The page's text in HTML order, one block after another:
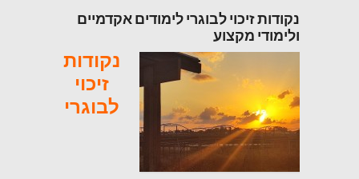
נקודות זיכוי לבוגרי לימודים אקדמיים
ולימודי מקצוע
נקודות
זיכוי
לבוגרי